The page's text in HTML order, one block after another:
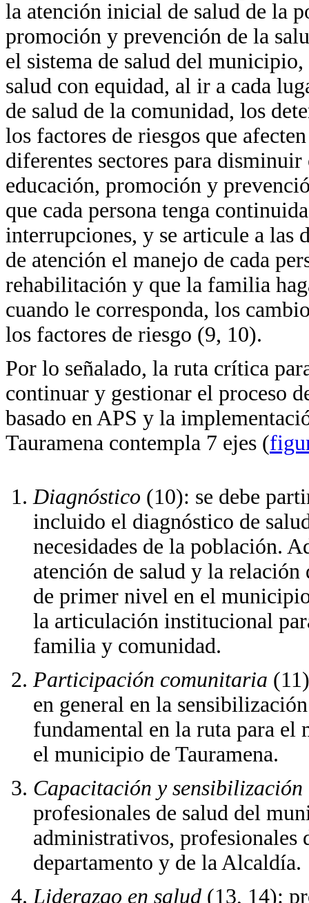
la atención inicial de salud de la
promoción y prevención de la
el sistema de salud del
salud con equidad, al ir a cada
de salud de la comunidad, los
los factores de riesgos que
diferentes sectores para
educación, promoción y
que cada persona tenga
interrupciones, y se articule a las
de atención el manejo de cada
rehabilitación y que la familia
cuando le corresponda, los
los factores de riesgo (9, 10).
Por lo señalado, la ruta crítica
continuar y gestionar el proceso
basado en APS y la
Tauramena contempla 7 ejes (
Diagnóstico (10): se debe
incluido el diagnóstico de
necesidades de la población.
atención de salud y la relación
de primer nivel en el
la articulación institucional
familia y comunidad.
Participación comunitaria
en general en la
fundamental en la ruta para el
el municipio de Tauramena.
Capacitación y sensibilización
profesionales de salud del
administrativos, profesionales
departamento y de la Alcaldía.
Liderazgo en salud (13, 14):